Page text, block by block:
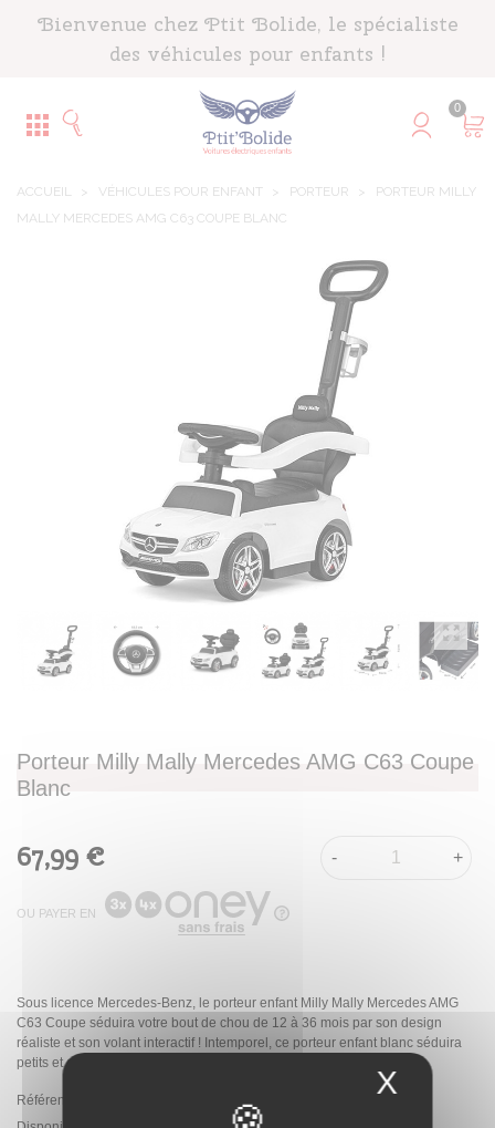
Bienvenue chez Ptit Bolide, le spécialiste
des véhicules pour enfants !
0
ACCUEIL > VÉHICULES POUR ENFANT > PORTEUR >
PORTEUR MILLY
MALLY MERCEDES AMG C63 COUPE BLANC
Porteur Milly Mally Mercedes AMG C63 Coupe
Blanc
67,99 €
OU PAYER EN
- +
Sous licence Mercedes-Benz, le porteur enfant Milly Mally Mercedes AMG
C63 Coupe séduira votre bout de chou de 12 à 36 mois par son design
réaliste et son volant interactif ! Intemporel, ce porteur enfant blanc séduira
petits et grands.
Référence:
X